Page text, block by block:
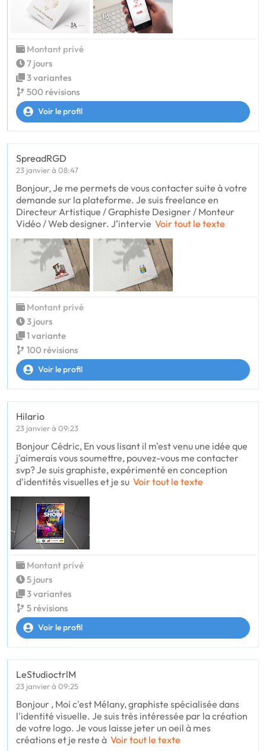
Montant privé
7 jours
3 variantes
500 révisions
Voir le profil
SpreadRGD
23 janvier à 08:47
Bonjour, Je me permets de vous contacter suite à votre
demande sur la plateforme. Je suis freelance en
Directeur Artistique / Graphiste Designer / Monteur
Vidéo / Web designer. J’intervie Voir tout le texte
Montant privé
3 jours
1 variante
100 révisions
Voir le profil
Hilario
23 janvier à 09:23
Bonjour Cédric, En vous lisant il m'est venu une idée que
j'aimerais vous soumettre, pouvez-vous me contacter
svp? Je suis graphiste, expérimenté en conception
d'identités visuelles et je su Voir tout le texte
Montant privé
5 jours
3 variantes
5 révisions
Voir le profil
LeStudioctrlM
23 janvier à 09:25
Bonjour , Moi c'est Mélany, graphiste spécialisée dans
l'identité visuelle. Je suis très intéressée par la création
de votre logo. Je vous laisse jeter un oeil à mes
créations et je reste à Voir tout le texte